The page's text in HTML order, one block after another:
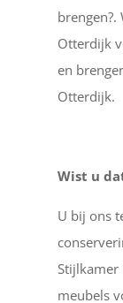
Otterdijk
en
Otterdijk.
Wist u
U bij ons
Stijlkamer
meubels